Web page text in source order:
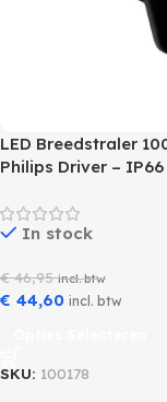
LED Breedstraler
Philips Driver – IP66
In stock
€46,95 incl. btw
€ 44,60 incl. btw
SKU: 100178